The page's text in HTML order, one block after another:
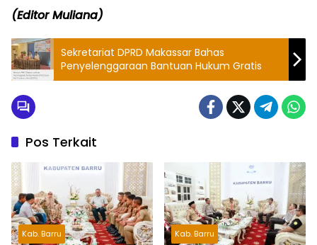
(Editor Muliana)
Sekretariat DPRD Makassar Bahas
Penyelenggaraan Bantuan Hukum Gratis
Pos Terkait
Kab. Barru Kab. Barru